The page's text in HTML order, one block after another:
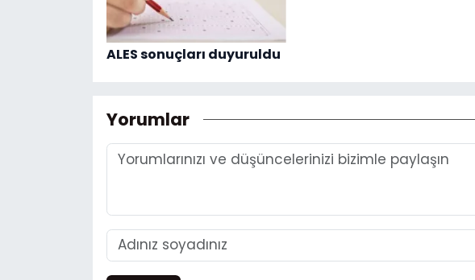
ALES sonuçları duyuruldu
Yorumlar